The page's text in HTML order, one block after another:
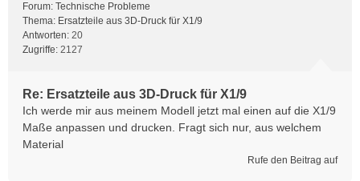
Forum: Technische Probleme
Thema: Ersatzteile aus 3D-Druck für X1/9
Antworten: 20
Zugriffe: 2127
Re: Ersatzteile aus 3D-Druck für X1/9
Ich werde mir aus meinem Modell jetzt mal einen auf die X1/9
Maße anpassen und drucken. Fragt sich nur, aus welchem
Material
Rufe den Beitrag auf